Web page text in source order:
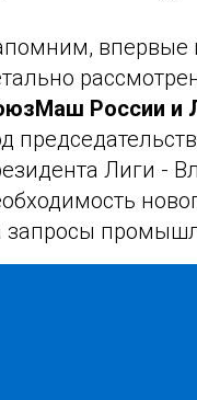
впервые
России и
Лиги -
запросы